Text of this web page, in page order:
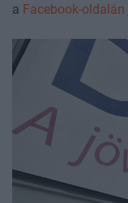
a Facebook-oldalán